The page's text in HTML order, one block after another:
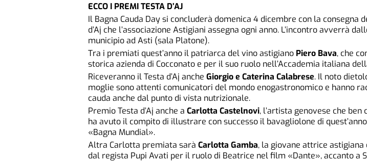
ECCO I PREMI TESTA D’AJ
Il Bagna Cauda Day si concluderà domenica 4 dicembre con la consegna
d’Aj che l’associazione Astigiani assegna ogni anno. L’incontro avverrà
municipio ad Asti (sala Platone).
Tra i premiati quest’anno il patriarca del vino astigiano Piero Bava, che
storica azienda di Cocconato e per il suo ruolo nell’Accademia italiana
Riceveranno il Testa d’Aj anche Giorgio e Caterina Calabrese. Il noto
moglie sono attenti comunicatori del mondo enogastronomico e hanno
cauda anche dal punto di vista nutrizionale.
Premio Testa d’Aj anche a Carlotta Castelnovi, l’artista genovese che ben
ha avuto il compito di illustrare con successo il bavagliolone di
«Bagna Mundial».
Altra Carlotta premiata sarà Carlotta Gamba, la giovane attrice astigiana
dal regista Pupi Avati per il ruolo di Beatrice nel film «Dante», accanto a